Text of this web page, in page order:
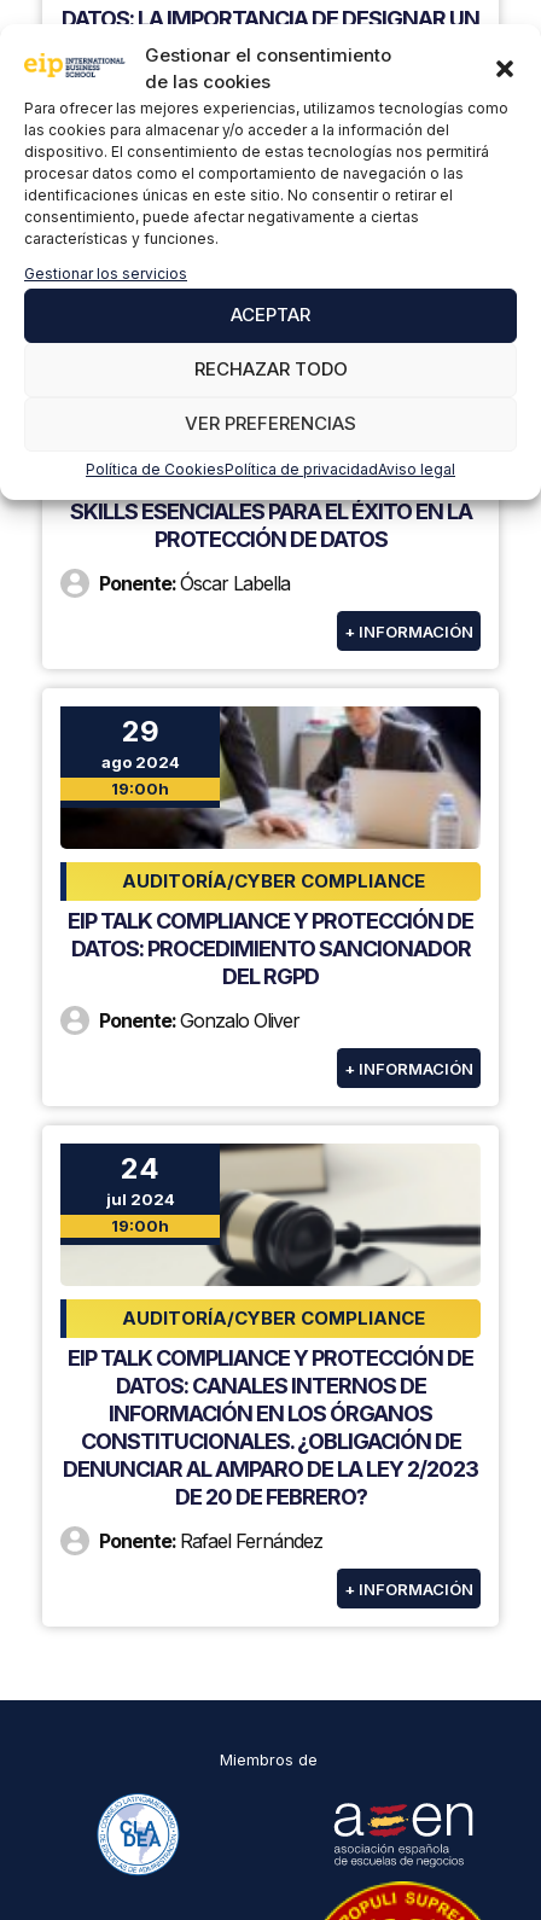
Gestionar el consentimiento
de las cookies
Para ofrecer las mejores experiencias, utilizamos tecnologías como
las cookies para almacenar y/o acceder a la información del
dispositivo. El consentimiento de estas tecnologías nos permitirá
procesar datos como el comportamiento de navegación o las
identificaciones únicas en este sitio. No consentir o retirar el
consentimiento, puede afectar negativamente a ciertas
características y funciones.
Gestionar los servicios
ACEPTAR
RECHAZAR TODO
VER PREFERENCIAS
Política de CookiesPolítica de privacidadAviso legal
DATOS: LA IMPORTANCIA DE DESIGNAR UN
REPRESENTANTE PARA ENTIDADES FUERA
DE LA UE/EEE
Ponente:Soraya Garrán
+ INFORMACIÓN
17
AUDITORÍA/CYBER COMPLIANCE
DATOS – ANATOMÍA DE UN DPD: LAS SOFT
SKILLS ESENCIALES PARA EL ÉXITO EN LA
PROTECCIÓN DE DATOS
Ponente:Óscar Labella
+ INFORMACIÓN
29
ago 2024
19:00h
AUDITORÍA/CYBER COMPLIANCE
EIP TALK COMPLIANCE Y PROTECCIÓN DE
DATOS: PROCEDIMIENTO SANCIONADOR
DEL RGPD
Ponente:Gonzalo Oliver
+ INFORMACIÓN
24
jul 2024
19:00h
AUDITORÍA/CYBER COMPLIANCE
EIP TALK COMPLIANCE Y PROTECCIÓN DE
DATOS: CANALES INTERNOS DE
INFORMACIÓN EN LOS ÓRGANOS
CONSTITUCIONALES. ¿OBLIGACIÓN DE
DENUNCIAR AL AMPARO DE LA LEY 2/2023
DE 20 DE FEBRERO?
Ponente: Rafael Fernández
+ INFORMACIÓN
Miembros de